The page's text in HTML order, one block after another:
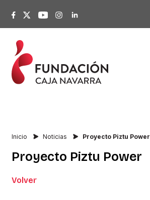
Inicio Noticias Proyecto Piztu Power
Proyecto Piztu Power
Volver